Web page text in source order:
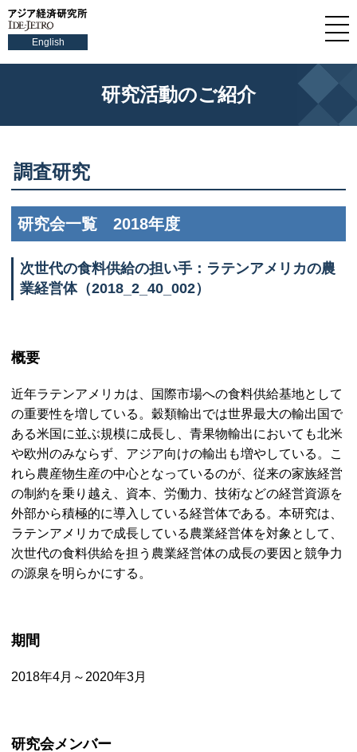
English
研究活動のご紹介
調査研究
研究会一覧 2018年度
次世代の食料供給の担い手：ラテンアメリカの農
業経営体（2018_2_40_002）
概要
近年ラテンアメリカは、国際市場への食料供給基地として
の重要性を増している。穀類輸出では世界最大の輸出国で
ある米国に並ぶ規模に成長し、青果物輸出においても北米
や欧州のみならず、アジア向けの輸出も増やしている。こ
れら農産物生産の中心となっているのが、従来の家族経営
の制約を乗り越え、資本、労働力、技術などの経営資源を
外部から積極的に導入している経営体である。本研究は、
ラテンアメリカで成長している農業経営体を対象として、
次世代の食料供給を担う農業経営体の成長の要因と競争力
の源泉を明らかにする。
期間
2018年4月～2020年3月
研究会メンバー